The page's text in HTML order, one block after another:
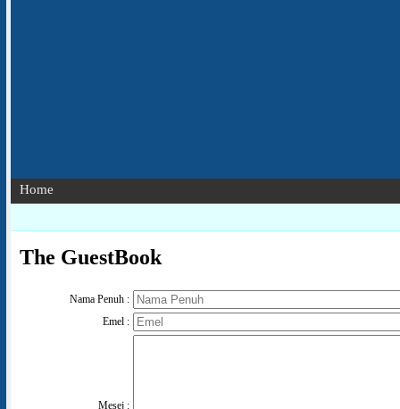
Home
The GuestBook
Nama Penuh :
Emel :
Mesej :